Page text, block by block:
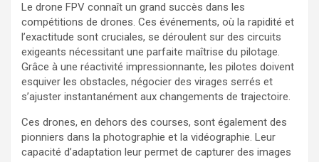
Le drone FPV connaît un grand succès dans les
compétitions de drones. Ces événements, où la rapidité et
l’exactitude sont cruciales, se déroulent sur des circuits
exigeants nécessitant une parfaite maîtrise du pilotage.
Grâce à une réactivité impressionnante, les pilotes doivent
esquiver les obstacles, négocier des virages serrés et
s’ajuster instantanément aux changements de trajectoire.
Ces drones, en dehors des courses, sont également des
pionniers dans la photographie et la vidéographie. Leur
capacité d’adaptation leur permet de capturer des images